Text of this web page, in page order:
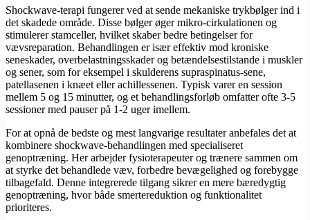
Shockwave-terapi fungerer ved at sende mekaniske trykbølger ind i
det skadede område. Disse bølger øger mikro-cirkulationen og
stimulerer stamceller, hvilket skaber bedre betingelser for
vævsreparation. Behandlingen er især effektiv mod kroniske
seneskader, overbelastningsskader og betændelsestilstande i muskler
og sener, som for eksempel i skulderens supraspinatus-sene,
patellasenen i knæet eller achillessenen. Typisk varer en session
mellem 5 og 15 minutter, og et behandlingsforløb omfatter ofte 3-5
sessioner med pauser på 1-2 uger imellem.
For at opnå de bedste og mest langvarige resultater anbefales det at
kombinere shockwave-behandlingen med specialiseret
genoptræning. Her arbejder fysioterapeuter og trænere sammen om
at styrke det behandlede væv, forbedre bevægelighed og forebygge
tilbagefald. Denne integrerede tilgang sikrer en mere bæredygtig
genoptræning, hvor både smertereduktion og funktionalitet
prioriteres.